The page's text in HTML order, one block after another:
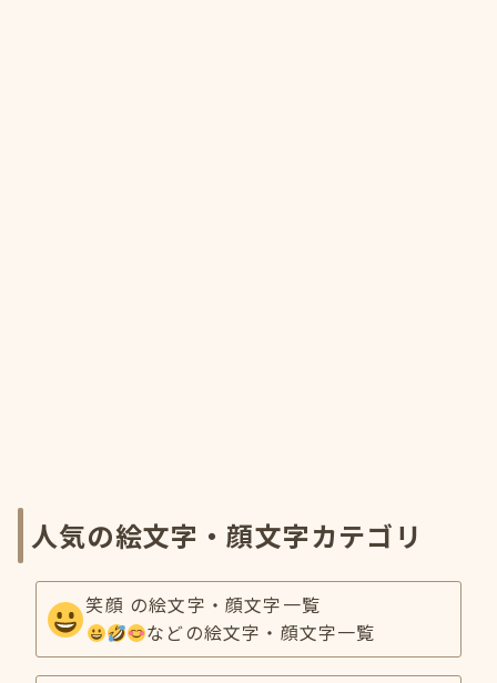
人気の絵文字・顔文字カテゴリ
笑顔 の絵文字・顔文字一覧
などの絵文字・顔文字一覧